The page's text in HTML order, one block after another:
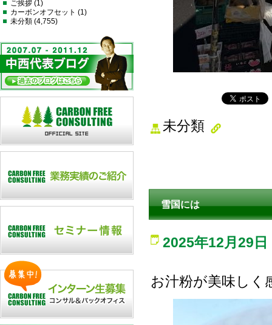
未分類
雪国には
2025年12月29日
お汁粉が美味しく
ご挨拶 (1)
カーボンオフセット (1)
未分類 (4,755)